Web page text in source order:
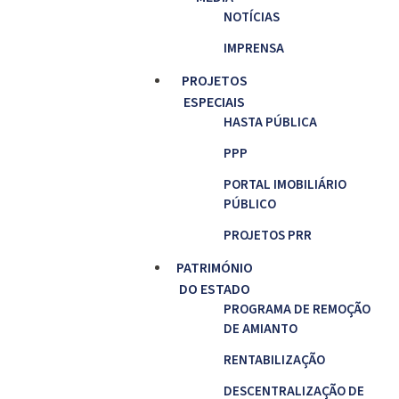
NOTÍCIAS
IMPRENSA
PROJETOS
ESPECIAIS
HASTA PÚBLICA
PPP
PORTAL IMOBILIÁRIO
PÚBLICO
PROJETOS PRR
PATRIMÓNIO
DO ESTADO
PROGRAMA DE REMOÇÃO
DE AMIANTO
RENTABILIZAÇÃO
DESCENTRALIZAÇÃO DE